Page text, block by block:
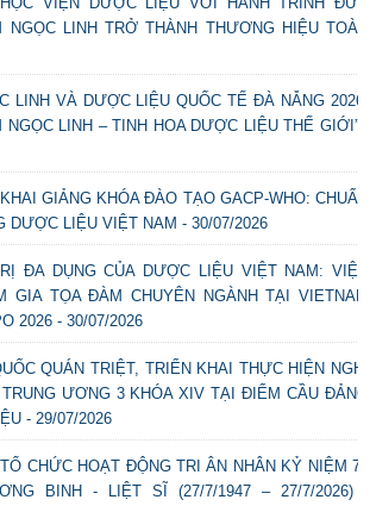
NGỌC LINH TRỞ THÀNH THƯƠNG HIỆU TOÀN
LINH VÀ DƯỢC LIỆU QUỐC TẾ ĐÀ NẴNG 2026,
LINH – TINH HOA DƯỢC LIỆU THẾ GIỚI” -
GIẢNG KHÓA ĐÀO TẠO GACP-WHO: CHUẨN
DƯỢC LIỆU VIỆT NAM - 30/07/2026
ĐA DỤNG CỦA DƯỢC LIỆU VIỆT NAM: VIỆN
GIA TỌA ĐÀM CHUYÊN NGÀNH TẠI VIETNAM
2026 - 30/07/2026
QUÁN TRIỆT, TRIỂN KHAI THỰC HIỆN NGHỊ
ƯƠNG 3 KHÓA XIV TẠI ĐIỂM CẦU ĐẢNG
- 29/07/2026
CHỨC HOẠT ĐỘNG TRI ÂN NHÂN KỶ NIỆM 79
BINH - LIỆT SĨ (27/7/1947 – 27/7/2026) -